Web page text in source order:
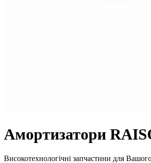
Амортизатори
Високотехнологічні запчастини для